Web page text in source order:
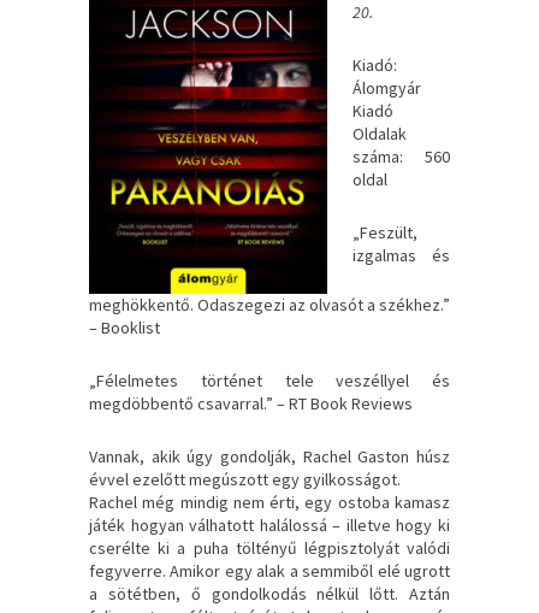
20.
Kiadó:
Álomgyár
Kiadó
Oldalak
száma: 560
oldal
„Feszült, ​
izgalmas és
meghökkentő. Odaszegezi az olvasót a székhez.”
– Booklist
„Félelmetes történet tele veszéllyel és
megdöbbentő csavarral.” – RT Book Reviews
Vannak, akik úgy gondolják, Rachel Gaston húsz
évvel ezelőtt megúszott egy gyilkosságot.
Rachel még mindig nem érti, egy ostoba kamasz
játék hogyan válhatott halálossá – illetve hogy ki
cserélte ki a puha töltényű légpisztolyát valódi
fegyverre. Amikor egy alak a semmiből elé ugrott
a sötétben, ő gondolkodás nélkül lőtt. Aztán